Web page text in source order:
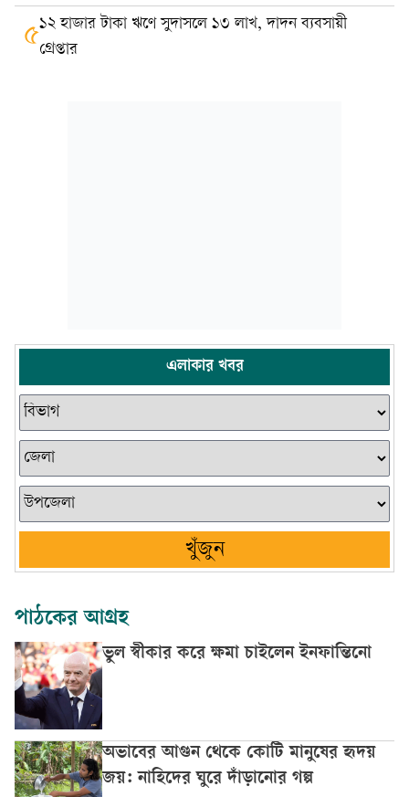
৫১২ হাজার টাকা ঋণে সুদাসলে ১৩ লাখ, দাদন ব্যবসায়ী
গ্রেপ্তার
এলাকার খবর
খুঁজুন
পাঠকের আগ্রহ
ভুল স্বীকার করে ক্ষমা চাইলেন ইনফান্তিনো
অভাবের আগুন থেকে কোটি মানুষের হৃদয়
জয়: নাহিদের ঘুরে দাঁড়ানোর গল্প